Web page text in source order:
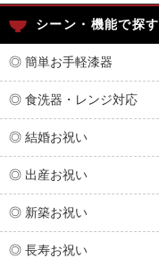
シーン・機能で探す
◎ 簡単お手軽漆器
◎ 食洗器・レンジ対応
◎ 結婚お祝い
◎ 出産お祝い
◎ 新築お祝い
◎ 長寿お祝い